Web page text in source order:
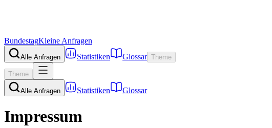
BundestagKleine Anfragen
Alle Anfragen Statistiken Glossar Theme
Theme
Alle Anfragen Statistiken Glossar
Impressum